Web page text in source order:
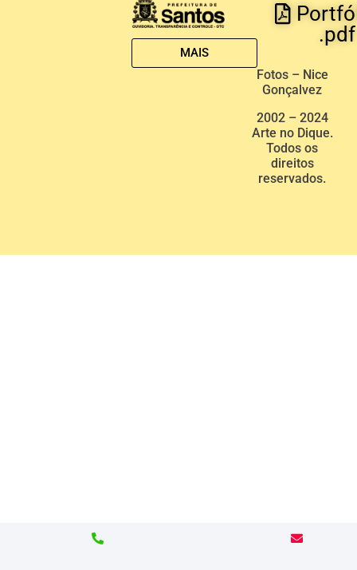
MAIS
.pdf
Fotos – Nice
Gonçalvez
2002 – 2024
Arte no Dique.
Todos os
direitos
reservados.